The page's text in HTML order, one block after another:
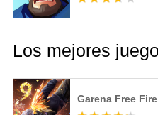
Los mejores
Garena Free Fire